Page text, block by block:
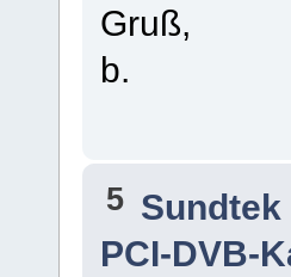
Gruß,
b.
5 Sundtek
PCI-DVB-